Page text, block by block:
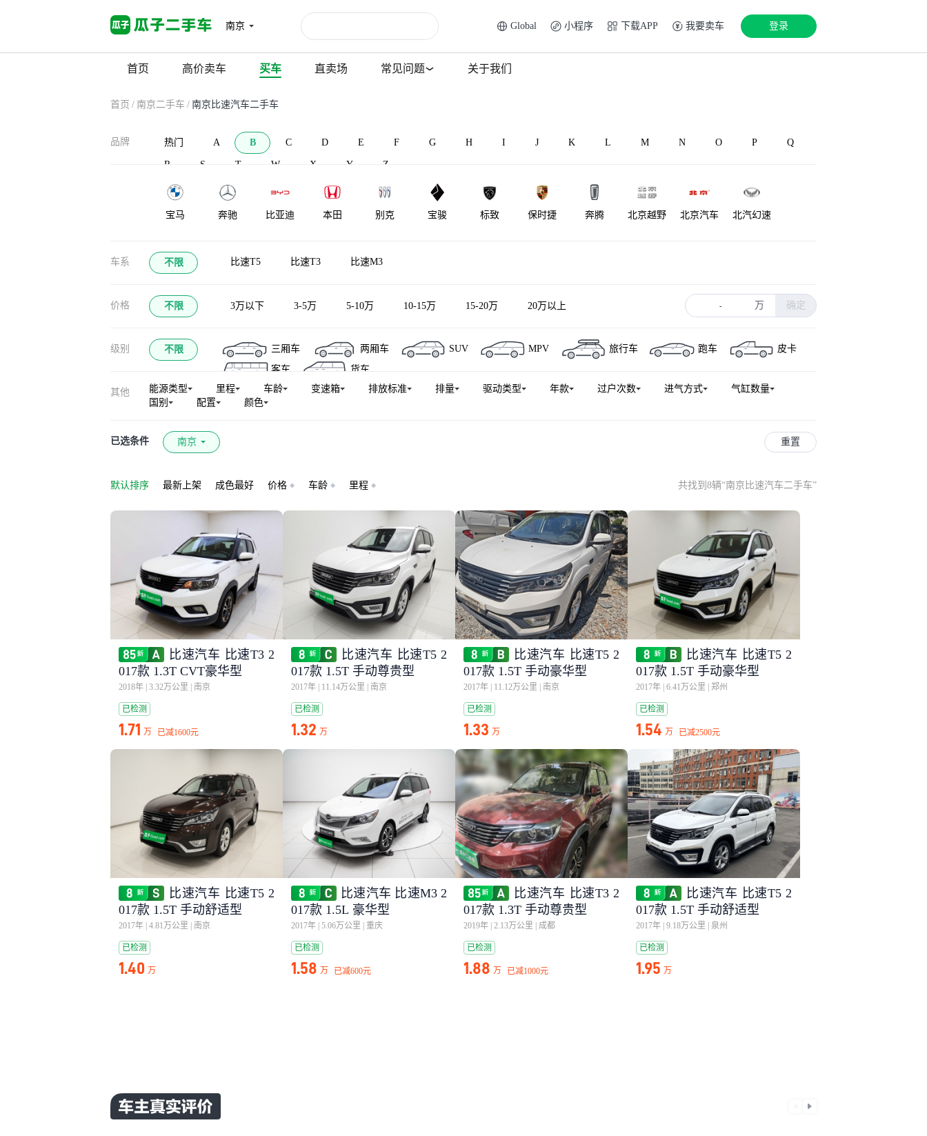
南京 Global 小程序 下载APP 我要卖车 登录
首页 高价卖车 买车 直卖场 常见问题 关于我们
首页 / 南京二手车 / 南京比速汽车二手车
品牌 热门 A B C D E F G H I J K L M N O P Q
R S T W X Y Z
宝马 奔驰 比亚迪 本田 别克 宝骏 标致 保时捷 奔腾 北京越野 北京汽车 北汽幻速
宝沃 北汽新能源 BAW北汽制
造
北汽威旺 北汽昌河
布加迪
车系 不限 比速T5 比速T3 比速M3
价格 不限 3万以下 3-5万 5-10万 10-15万 15-20万 20万以上 - 万 确定
级别 不限 三厢车 两厢车 SUV MPV 旅行车 跑车
皮卡
客车
货车
其他 能源类型 里程 车龄 变速箱 排放标准 排量 驱动类型 年款 过户次数 进气方式
气缸数量
国别
配置 颜色
已选条件 南京 重置
默认排序 最新上架 成色最好 价格 车龄 里程 共找到8辆“南京比速汽车二手车”
比速汽车 比速T3 2
017款 1.3T CVT豪华型
2018年 3.32万公里 南京
已检测
1.71 万 已减1600元
比速汽车 比速T5 2
017款 1.5T 手动尊贵型
2017年 11.14万公里 南京
已检测
1.32 万
比速汽车 比速T5 2
017款 1.5T 手动豪华型
2017年 11.12万公里 南京
已检测
1.33 万
比速汽车 比速T5 2
017款 1.5T 手动豪华型
2017年 6.41万公里 郑州
已检测
1.54 万 已减2500元
比速汽车 比速T5 2
017款 1.5T 手动舒适型
2017年 4.81万公里 南京
已检测
1.40 万
比速汽车 比速M3 2
017款 1.5L 豪华型
2017年 5.06万公里 重庆
已检测
1.58 万 已减600元
比速汽车 比速T3 2
017款 1.3T 手动尊贵型
2019年 2.13万公里 成都
已检测
1.88 万 已减1000元
比速汽车 比速T5 2
017款 1.5T 手动舒适型
2017年 9.18万公里 泉州
已检测
1.95 万